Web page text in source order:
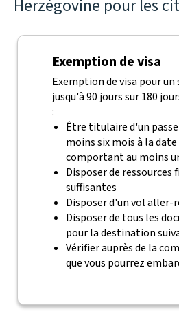
Herzégovine pour les
Exemption de visa
Exemption de visa pour
jusqu'à 90 jours sur 180
:
Être titulaire d'un
moins six mois à la
comportant au moins
Disposer de ressources
suffisantes
Disposer d'un vol aller-
Disposer de tous les
pour la destination
Vérifier auprès de la
que vous pourrez